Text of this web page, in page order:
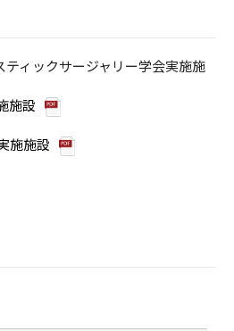
ティックサージャリー学会実施施
施設
施施設